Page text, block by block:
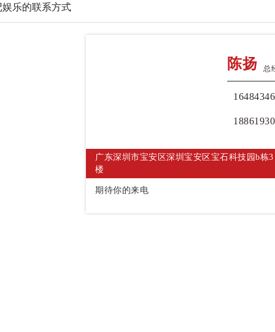
娱乐的联系方式
陈扬 总
广东深圳市宝安区深圳宝安区宝石科技园b栋3
楼
期待你的来电